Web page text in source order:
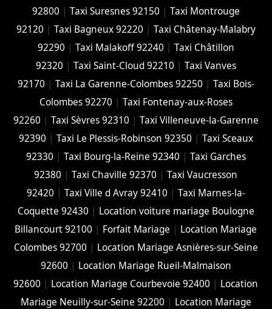
92800 | Taxi Suresnes 92150 | Taxi Montrouge
92120 | Taxi Bagneux 92220 | Taxi Châtenay-Malabry
92290 | Taxi Malakoff 92240 | Taxi Châtillon
92320 | Taxi Saint-Cloud 92210 | Taxi Vanves
92170 | Taxi La Garenne-Colombes 92250 | Taxi Bois-
Colombes 92270 | Taxi Fontenay-aux-Roses
92260 | Taxi Sèvres 92310 | Taxi Villeneuve-la-Garenne
92390 | Taxi Le Plessis-Robinson 92350 | Taxi Sceaux
92330 | Taxi Bourg-la-Reine 92340 | Taxi Garches
92380 |Taxi Chaville 92370 |Taxi Vaucresson
92420 | Taxi Ville d Avray 92410 | Taxi Marnes-la-
Coquette 92430 | Location voiture mariage Boulogne
Billancourt 92100 | Forfait Mariage | Location Mariage
Colombes 92700 | Location Mariage Asnières-sur-Seine
92600 | Location Mariage Rueil-Malmaison
92600 | Location Mariage Courbevoie 92400 | Location
Mariage Neuilly-sur-Seine 92200 | Location Mariage